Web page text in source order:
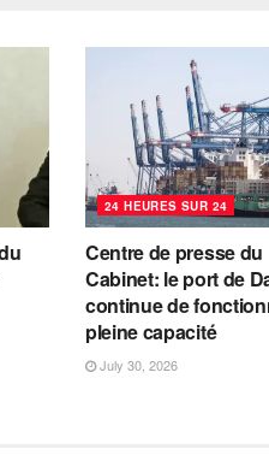
24 HEURES SUR 24
Centre de presse du
Cabinet: le port de
continue de
pleine capacité
July 30, 2026